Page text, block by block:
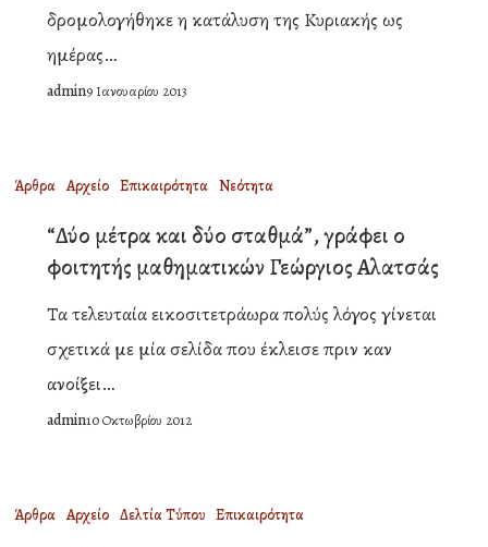
καταναλωτισμού”,
Σεβασμιωτάτου
Μονεμβασίας
Σπάρτης
Ευσταθίου
δρομολογήθηκε η κατάλυση της Κυριακής ως
ημέρας…
admin9 Ιανουαρίου 2013
“Δύο
σταθμά”,
γράφει
φοιτητής
Αλατσάς
Άρθρα Αρχείο Επικαιρότητα Νεότητα
“Δύο μέτρα και δύο σταθμά”, γράφει ο
φοιτητής μαθηματικών Γεώργιος Αλατσάς
Τα τελευταία εικοσιτετράωρα πολύς λόγος γίνεται
σχετικά με μία σελίδα που έκλεισε πριν καν
ανοίξει…
admin10 Οκτωβρίου 2012
Αν
Άρθρα Αρχείο Δελτία Τύπου Επικαιρότητα